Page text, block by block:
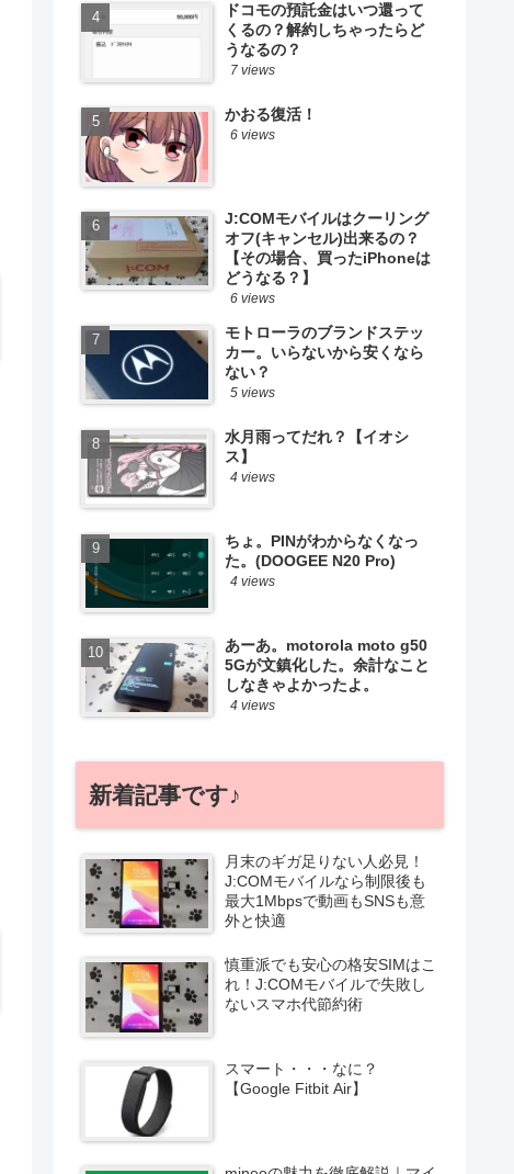
ドコモの預託金はいつ還って
くるの？解約しちゃったらど
うなるの？
7 views
かおる復活！
6 views
J:COMモバイルはクーリング
オフ(キャンセル)出来るの？
【その場合、買ったiPhoneは
どうなる？】
6 views
モトローラのブランドステッ
カー。いらないから安くなら
ない？
5 views
水月雨ってだれ？【イオシ
ス】
4 views
ちょ。PINがわからなくなっ
た。(DOOGEE N20 Pro)
4 views
あーあ。motorola moto g50
5Gが文鎮化した。余計なこと
しなきゃよかったよ。
4 views
新着記事です♪
月末のギガ足りない人必見！
J:COMモバイルなら制限後も
最大1Mbpsで動画もSNSも意
外と快適
慎重派でも安心の格安SIMはこ
れ！J:COMモバイルで失敗し
ないスマホ代節約術
スマート・・・なに？
【Google Fitbit Air】